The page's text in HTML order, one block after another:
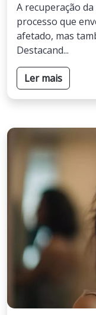
A recuperação
processo que
afetado, mas
Destacand...
Ler mais